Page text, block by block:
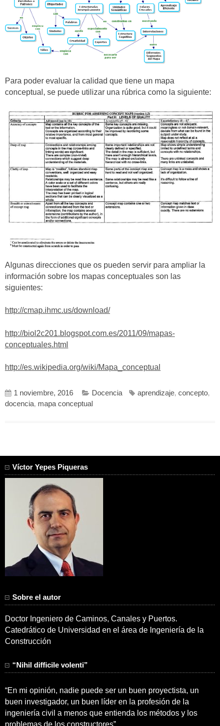
Para poder evaluar la calidad que tiene un mapa
conceptual, se puede utilizar una rúbrica como la siguiente:
Algunas direcciones que os pueden servir para ampliar la
información sobre los mapas conceptuales son las
siguientes:
http://cmap.ihmc.us/download/
http://biol2c201.blogspot.com.es/2011/09/mapas-
conceptuales.html
http://es.wikipedia.org/wiki/Mapa_conceptual
1 noviembre, 2016 Docencia aprendizaje, concepto,
docencia, mapa conceptual
Víctor Yepes Piqueras
Sobre el autor
Doctor Ingeniero de Caminos, Canales y Puertos.
Catedrático de Universidad en el área de Ingeniería de la
Construcción
“Nihil difficile volenti”
“En mi opinión, nadie puede ser un buen proyectista, un
buen investigador, un buen líder en la profesión de la
ingeniería civil a menos que entienda los métodos y los